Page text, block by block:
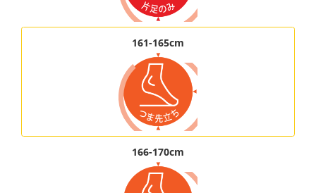
161-165cm
166-170cm